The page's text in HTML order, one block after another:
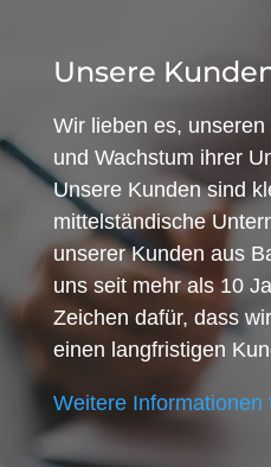
Unsere
Wir lieben es,
und Wachstum ihrer
Unsere Kunden sind
mittelständische
unserer Kunden aus
uns seit mehr als 10
Zeichen dafür, dass
einen langfristigen
Weitere Informationen